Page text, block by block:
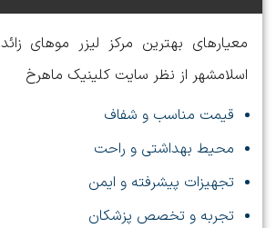
معیارهای بهترین مرکز لیزر موهای
اسلامشهر از نظر سایت کلینیک ماهرخ
قیمت مناسب و شفاف
محیط بهداشتی و راحت
تجهیزات پیشرفته و ایمن
تجربه و تخصص پزشکان